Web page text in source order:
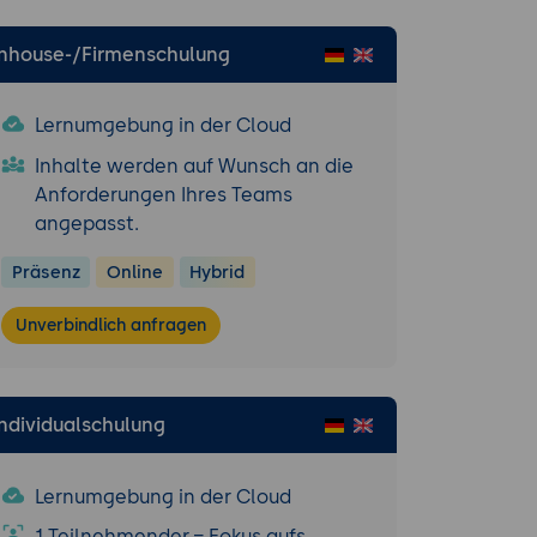
und
GIS-
Firmenschulung
Lernumgebung in der Cloud
Inhalte werden auf Wunsch an die
Anforderungen Ihres Teams
angepasst.
Präsenz Online Hybrid
Unverbindlich anfragen
Lernumgebung in der Cloud